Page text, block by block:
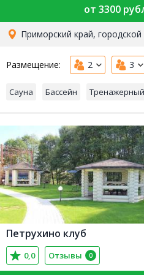
от 3300
Приморский край, городской
Размещение: 2 3
Сауна Бассейн
Петрухино клуб
0,0 Отзывы 0